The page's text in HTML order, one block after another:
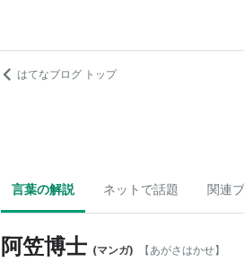
はてなブログ トップ
言葉の解説 ネットで話題 関連
阿笠博士 (マンガ) 【あがさはかせ】